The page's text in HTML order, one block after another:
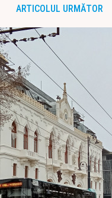
ARTICOLUL URMĂTOR